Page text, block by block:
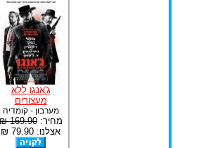
ג'אנגו ללא
מעצורים
מערבון - קומדיה
מחיר:169.90 ₪
אצלנו: 79.90 ₪